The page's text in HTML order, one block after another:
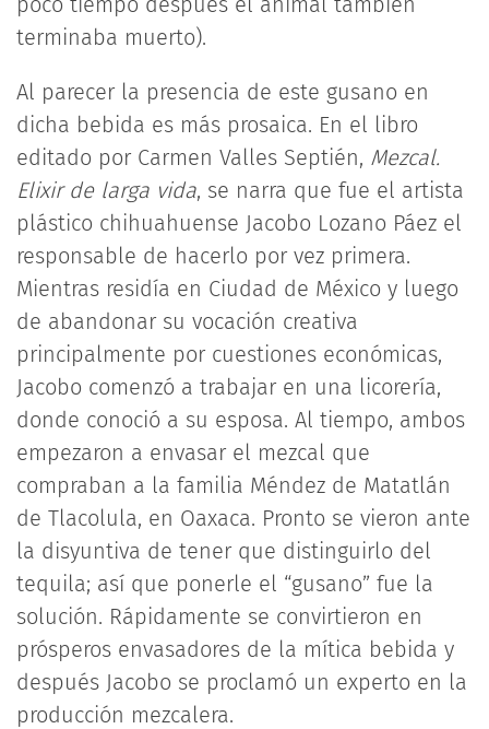
terminaba muerto).
Al parecer la presencia de este gusano en
dicha bebida es más prosaica. En el libro
editado por Carmen Valles Septién, Mezcal.
Elixir de larga vida, se narra que fue el artista
plástico chihuahuense Jacobo Lozano Páez el
responsable de hacerlo por vez primera.
Mientras residía en Ciudad de México y luego
de abandonar su vocación creativa
principalmente por cuestiones económicas,
Jacobo comenzó a trabajar en una licorería,
donde conoció a su esposa. Al tiempo, ambos
empezaron a envasar el mezcal que
compraban a la familia Méndez de Matatlán
de Tlacolula, en Oaxaca. Pronto se vieron ante
la disyuntiva de tener que distinguirlo del
tequila; así que ponerle el “gusano” fue la
solución. Rápidamente se convirtieron en
prósperos envasadores de la mítica bebida y
después Jacobo se proclamó un experto en la
producción mezcalera.